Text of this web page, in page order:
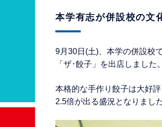
本学有志が併設校の文
9月30日(土)、本学の併設校
「ザ･餃子」を出店しました。
本格的な手作り餃子は大好
2.5倍が出る盛況となりました